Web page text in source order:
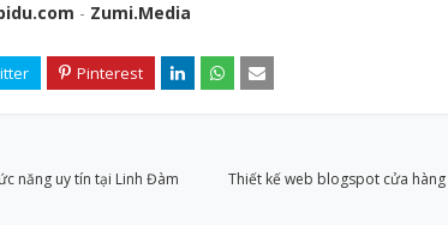
- Zumi.Media
Thiết kế web blogspot cửa
năng uy tín tại Linh Đàm